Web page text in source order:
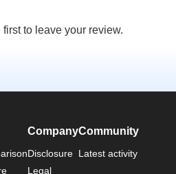
to leave your review.
Company
Disclosure
Legal
Community
Latest activity